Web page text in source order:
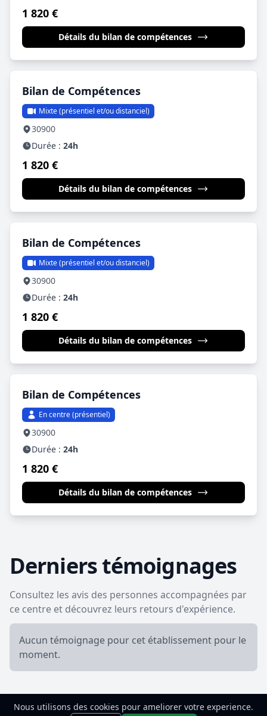
1 820 €
Détails du bilan de compétences
Bilan de Compétences
Mixte (présentiel et/ou distanciel)
30900
Durée : 24h
1 820 €
Détails du bilan de compétences
Bilan de Compétences
Mixte (présentiel et/ou distanciel)
30900
Durée : 24h
1 820 €
Détails du bilan de compétences
Bilan de Compétences
En centre (présentiel)
30900
Durée : 24h
1 820 €
Détails du bilan de compétences
Derniers témoignages
Consultez les avis des personnes accompagnées par
ce centre et découvrez leurs retours d'expérience.
Aucun témoignage pour cet établissement pour le
moment.
Nous utilisons des cookies pour ameliorer votre experience.